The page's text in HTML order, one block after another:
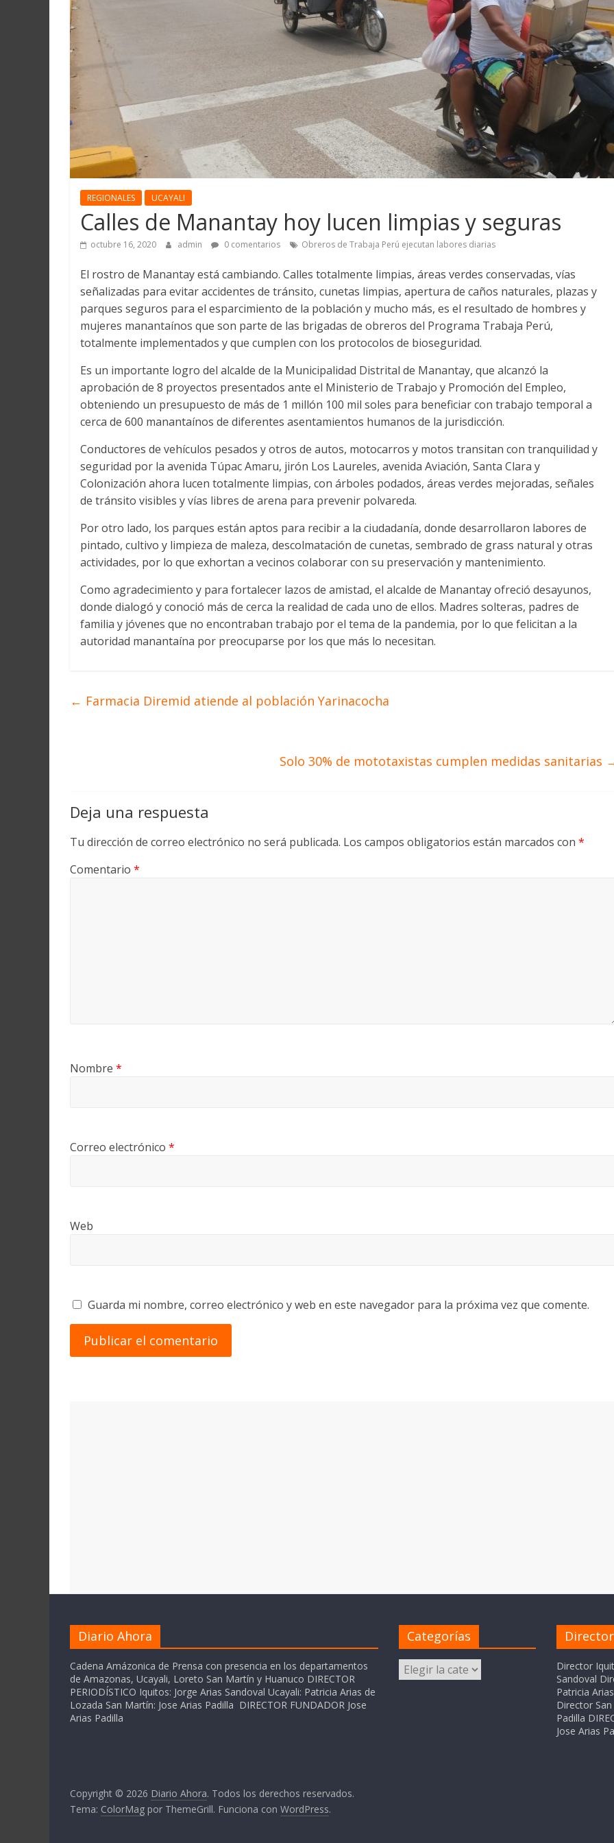
Martín
y
Loreto
REGIONALES UCAYALI
Calles de Manantay hoy lucen limpias y seguras
octubre 16, 2020 admin 0 comentarios Obreros de Trabaja Perú ejecutan labores diarias
El rostro de Manantay está cambiando. Calles totalmente limpias, áreas verdes conservadas, vías
señalizadas para evitar accidentes de tránsito, cunetas limpias, apertura de caños naturales, plazas y
parques seguros para el esparcimiento de la población y mucho más, es el resultado de hombres y
mujeres manantaínos que son parte de las brigadas de obreros del Programa Trabaja Perú,
totalmente implementados y que cumplen con los protocolos de bioseguridad.
Es un importante logro del alcalde de la Municipalidad Distrital de Manantay, que alcanzó la
aprobación de 8 proyectos presentados ante el Ministerio de Trabajo y Promoción del Empleo,
obteniendo un presupuesto de más de 1 millón 100 mil soles para beneficiar con trabajo temporal a
cerca de 600 manantaínos de diferentes asentamientos humanos de la jurisdicción.
Conductores de vehículos pesados y otros de autos, motocarros y motos transitan con tranquilidad y
seguridad por la avenida Túpac Amaru, jirón Los Laureles, avenida Aviación, Santa Clara y
Colonización ahora lucen totalmente limpias, con árboles podados, áreas verdes mejoradas, señales
de tránsito visibles y vías libres de arena para prevenir polvareda.
Por otro lado, los parques están aptos para recibir a la ciudadanía, donde desarrollaron labores de
pintado, cultivo y limpieza de maleza, descolmatación de cunetas, sembrado de grass natural y otras
actividades, por lo que exhortan a vecinos colaborar con su preservación y mantenimiento.
Como agradecimiento y para fortalecer lazos de amistad, el alcalde de Manantay ofreció desayunos,
donde dialogó y conoció más de cerca la realidad de cada uno de ellos. Madres solteras, padres de
familia y jóvenes que no encontraban trabajo por el tema de la pandemia, por lo que felicitan a la
autoridad manantaína por preocuparse por los que más lo necesitan.
← Farmacia Diremid atiende al población Yarinacocha
Solo 30% de mototaxistas cumplen medidas sanitarias
Deja una respuesta
Tu dirección de correo electrónico no será publicada. Los campos obligatorios están marcados con *
Comentario *
Nombre *
Correo electrónico *
Web
Guarda mi nombre, correo electrónico y web en este navegador para la próxima vez que comente.
Diario Ahora
Cadena Amázonica de Prensa con presencia en los departamentos
de Amazonas, Ucayali, Loreto San Martín y Huanuco DIRECTOR
PERIODÍSTICO Iquitos: Jorge Arias Sandoval Ucayali: Patricia Arias de
Lozada San Martín: Jose Arias Padilla DIRECTOR FUNDADOR Jose
Arias Padilla
Categorías
Categorías
Director
Sandoval
Patricia
Director
Padilla
Jose Arias
Copyright © 2026 Diario Ahora. Todos los derechos reservados.
Tema: ColorMag por ThemeGrill. Funciona con WordPress.